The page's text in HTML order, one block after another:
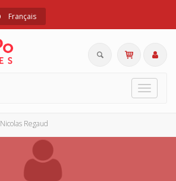
Français
Toggle
Nicolas Regaud